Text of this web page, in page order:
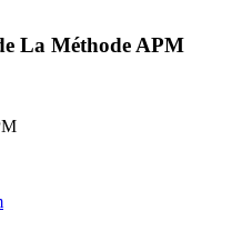
La Méthode APM